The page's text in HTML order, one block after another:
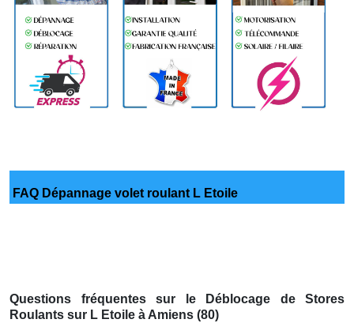
FAQ Dépannage volet roulant L Etoile
Questions fréquentes sur le Déblocage de Stores
Roulants sur L Etoile à Amiens (80)